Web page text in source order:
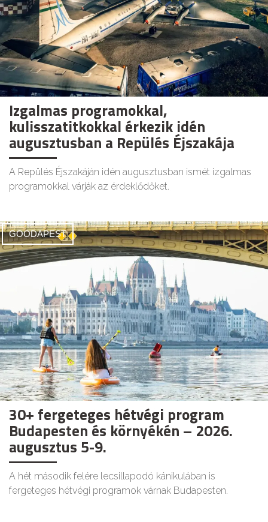
Izgalmas programokkal,
kulisszatitkokkal érkezik idén
augusztusban a Repülés Éjszakája
A Repülés Éjszakáján idén augusztusban ismét izgalmas
programokkal várják az érdeklődőket.
GOODAPEST
30+ fergeteges hétvégi program
Budapesten és környékén – 2026.
augusztus 5-9.
A hét második felére lecsillapodó kánikulában is
fergeteges hétvégi programok várnak Budapesten.